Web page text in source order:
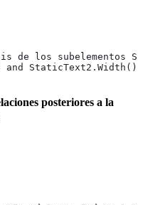
de los
posteriores a la